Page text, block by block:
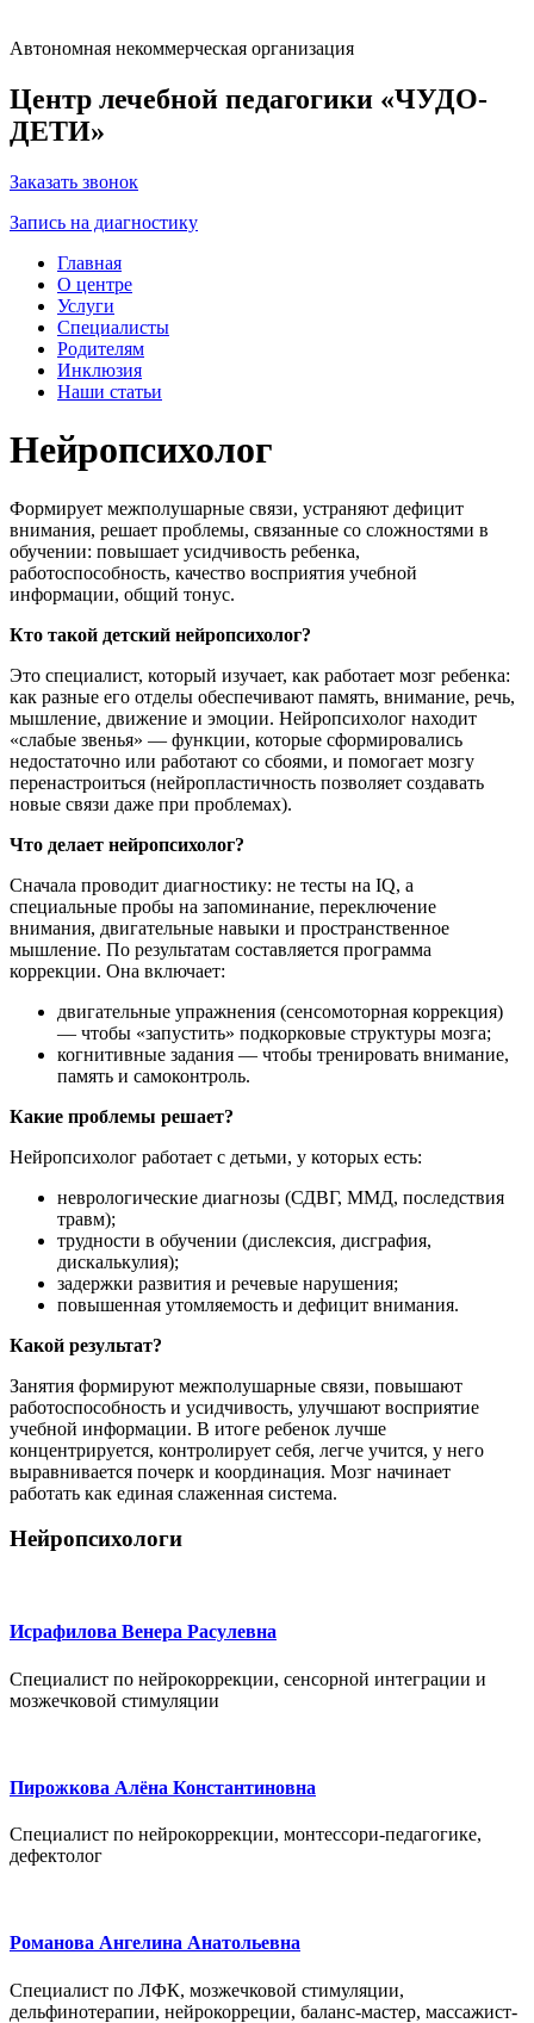
Автономная некоммерческая организация
Центр лечебной педагогики «ЧУДО-
ДЕТИ»
Заказать звонок
Запись на диагностику
Главная
О центре
Услуги
Специалисты
Родителям
Инклюзия
Наши статьи
Нейропсихолог
Формирует межполушарные связи, устраняют дефицит
внимания, решает проблемы, связанные со сложностями в
обучении: повышает усидчивость ребенка,
работоспособность, качество восприятия учебной
информации, общий тонус.
Кто такой детский нейропсихолог?
Это специалист, который изучает, как работает мозг ребенка:
как разные его отделы обеспечивают память, внимание, речь,
мышление, движение и эмоции. Нейропсихолог находит
«слабые звенья» — функции, которые сформировались
недостаточно или работают со сбоями, и помогает мозгу
перенастроиться (нейропластичность позволяет создавать
новые связи даже при проблемах).
Что делает нейропсихолог?
Сначала проводит диагностику: не тесты на IQ, а
специальные пробы на запоминание, переключение
внимания, двигательные навыки и пространственное
мышление. По результатам составляется программа
коррекции. Она включает:
двигательные упражнения (сенсомоторная коррекция)
— чтобы «запустить» подкорковые структуры мозга;
когнитивные задания — чтобы тренировать внимание,
память и самоконтроль.
Какие проблемы решает?
Нейропсихолог работает с детьми, у которых есть:
неврологические диагнозы (СДВГ, ММД, последствия
травм);
трудности в обучении (дислексия, дисграфия,
дискалькулия);
задержки развития и речевые нарушения;
повышенная утомляемость и дефицит внимания.
Какой результат?
Занятия формируют межполушарные связи, повышают
работоспособность и усидчивость, улучшают восприятие
учебной информации. В итоге ребенок лучше
концентрируется, контролирует себя, легче учится, у него
выравнивается почерк и координация. Мозг начинает
работать как единая слаженная система.
Нейропсихологи
Исрафилова Венера Расулевна
Специалист по нейрокоррекции, сенсорной интеграции и
мозжечковой стимуляции
Пирожкова Алёна Константиновна
Специалист по нейрокоррекции, монтессори-педагогике,
дефектолог
Романова Ангелина Анатольевна
Специалист по ЛФК, мозжечковой стимуляции,
дельфинотерапии, нейрокорреции, баланс-мастер, массажист-